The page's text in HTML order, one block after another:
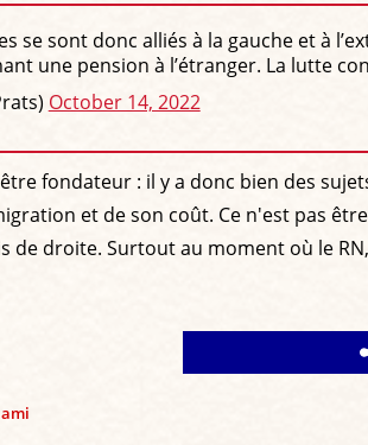
se sont donc alliés à la gauche et à
une pension à l’étranger. La lutte
October 14, 2022
fondateur : il y a donc bien des
et de son coût. Ce n'est pas
de droite. Surtout au moment où le